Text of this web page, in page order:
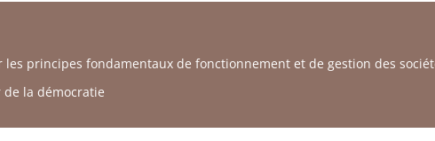
les principes fondamentaux de fonctionnement et de gestion des
la démocratie